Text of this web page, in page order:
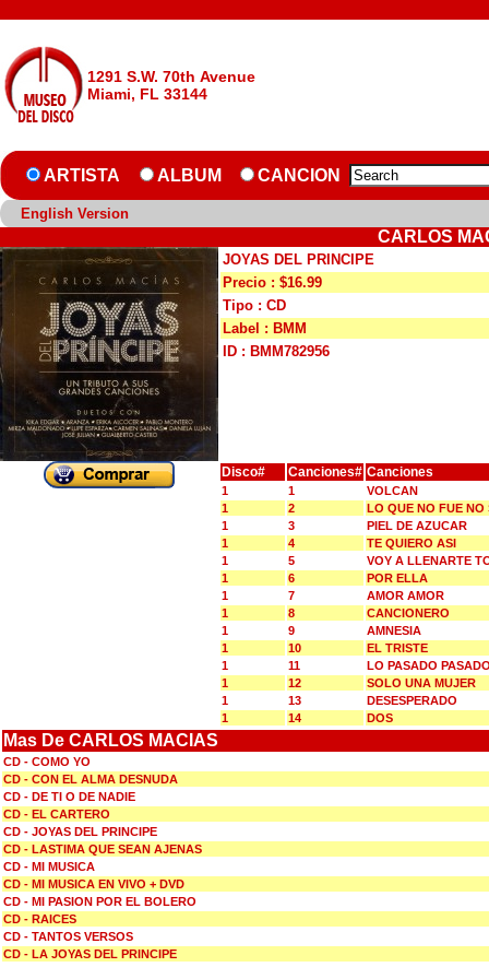
1291 S.W. 70th Avenue
Miami, FL 33144
ARTISTA ALBUM CANCION
English Version
CARLOS
JOYAS DEL PRINCIPE
Precio : $16.99
Tipo : CD
Label : BMM
ID : BMM782956
Disco# Canciones# Canciones
1 1
VOLCAN
1
2
LO QUE NO FUE NO
1
3
PIEL DE AZUCAR
1
4
TE QUIERO ASI
1
5
VOY A LLENARTE
1
6
POR ELLA
1
7
AMOR AMOR
1
8
CANCIONERO
1
9
AMNESIA
1
10
EL TRISTE
1
11
LO PASADO
1
12
SOLO UNA MUJER
1
13
DESESPERADO
1
14 DOS
Mas De CARLOS MACIAS
CD - COMO YO
CD - CON EL ALMA DESNUDA
CD - DE TI O DE NADIE
CD - EL CARTERO
CD - JOYAS DEL PRINCIPE
CD - LASTIMA QUE SEAN AJENAS
CD - MI MUSICA
CD - MI MUSICA EN VIVO + DVD
CD - MI PASION POR EL BOLERO
CD - RAICES
CD - TANTOS VERSOS
CD - LA JOYAS DEL PRINCIPE